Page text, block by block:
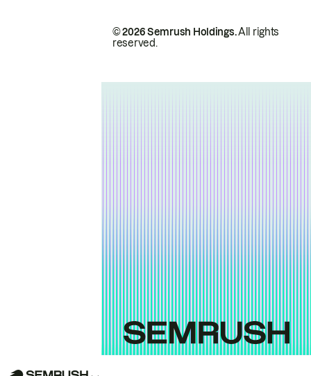
© 2026 Semrush Holdings.All rights
reserved.